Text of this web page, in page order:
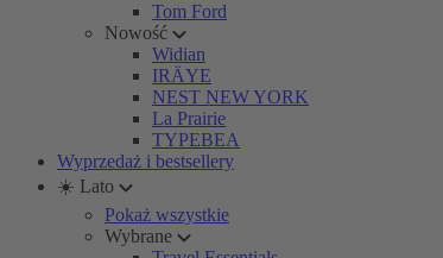
Tom Ford
Nowość
Widian
IRÄYE
NEST NEW YORK
La Prairie
TYPEBEA
Wyprzedaż i bestsellery
☀️ Lato
Pokaż wszystkie
Wybrane